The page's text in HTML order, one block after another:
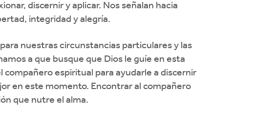
discernir y aplicar. Nos señalan hacia
integridad y alegría.
nuestras circunstancias particulares y las
a que busque que Dios le guíe en esta
compañero espiritual para ayudarle a discernir
en este momento. Encontrar al compañero
que nutre el alma.